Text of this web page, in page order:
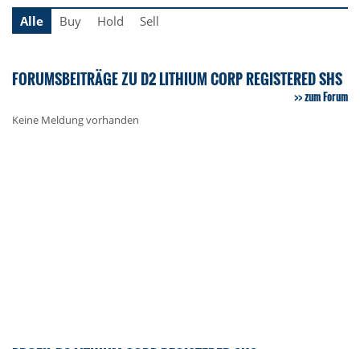
Alle
Buy Hold Sell
FORUMSBEITRÄGE ZU D2 LITHIUM CORP REGISTERED SHS
zum Forum
Keine Meldung vorhanden